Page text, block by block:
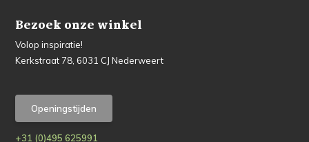
Bezoek onze winkel
Volop inspiratie!
Kerkstraat 78, 6031 CJ Nederweert
Openingstijden
+31 (0)495 625991